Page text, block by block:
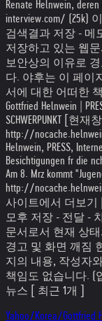
Renate Helnwein,
interview.com/
검색결과 저장 - 메
저장하고 있는 웹
보안상의 이유로
다. 야후는 이 페이
서에 대한 어떠한 책
Gottfried Helnwein |
SCHWERPUNKT [현재창]
http://
Helnwein, PRESS,
Besichtigungen fr die
Am 8. Mrz kommt
http://
사이트에서 더보기
모후 저장 - 전달 -
문서로서 현재 상
경고 및 화면 깨짐
지의 내용, 작성자
책임도 없습니다. (
뉴스 [ 최근 1개 ]
Yahoo/Korea/Gottfried